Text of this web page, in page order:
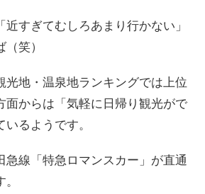
すぎてむしろあまり行かない」
笑）
光地・温泉地ランキングでは上位
面からは「気軽に日帰り観光がで
るようです。
急線「特急ロマンスカー」が直通